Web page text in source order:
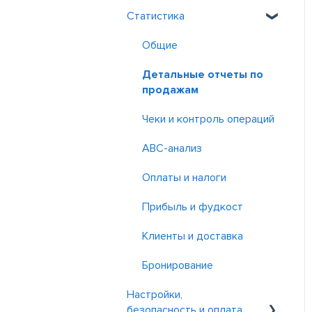
Poster Курьер
Бронирование и заказы
Другие приложения
списание
Контроль и отчет
Чаевые и комиссии
Зарплата
Как навести порядок в
финансах
Финансовые отчеты и
Касса
Сотрудники
Программы лояльности
Акции
Статистика
Общие
Детальные отчеты по
продажам
Чеки и контроль операций
ABC-анализ
Оплаты и налоги
Прибыль и фудкост
Клиенты и доставка
Бронирование
Настройки,